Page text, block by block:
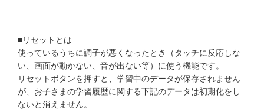
お問い合わせ窓口
他の講座のよくある質問・手続きはこちら
■リセットとは
使っているうちに調子が悪くなったとき（タッチに反応しな
い、画面が動かない、音が出ない等）に使う機能です。
リセットボタンを押すと、学習中のデータが保存されません
が、お子さまの学習履歴に関する下記のデータは初期化をし
ないと消えません。